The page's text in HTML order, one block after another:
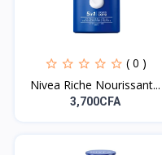
( 0 )
Nivea Riche Nourissant...
3,700CFA